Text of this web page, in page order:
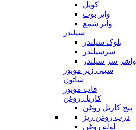
کویل
وایر بوت
وایر شمع
سیلندر
بلوک سیلندر
سرسیلندر
واشر سر سیلندر
سینی زیر موتور
شاتون
قاب موتور
کارتل روغن
پیچ کارتل روغن
درب روغن ریز
لوله روغن